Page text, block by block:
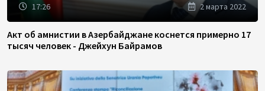
17:26 2 марта 2022
Акт об амнистии в Азербайджане коснется примерно 17
тысяч человек - Джейхун Байрамов